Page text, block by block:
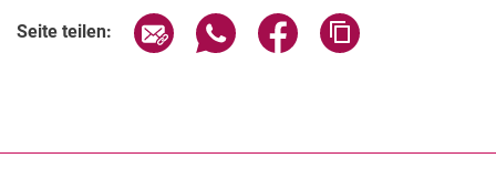
Seite teilen: Seite über E-Mail teilen
Seite über WhatsApp teilen
Seite über Facebook